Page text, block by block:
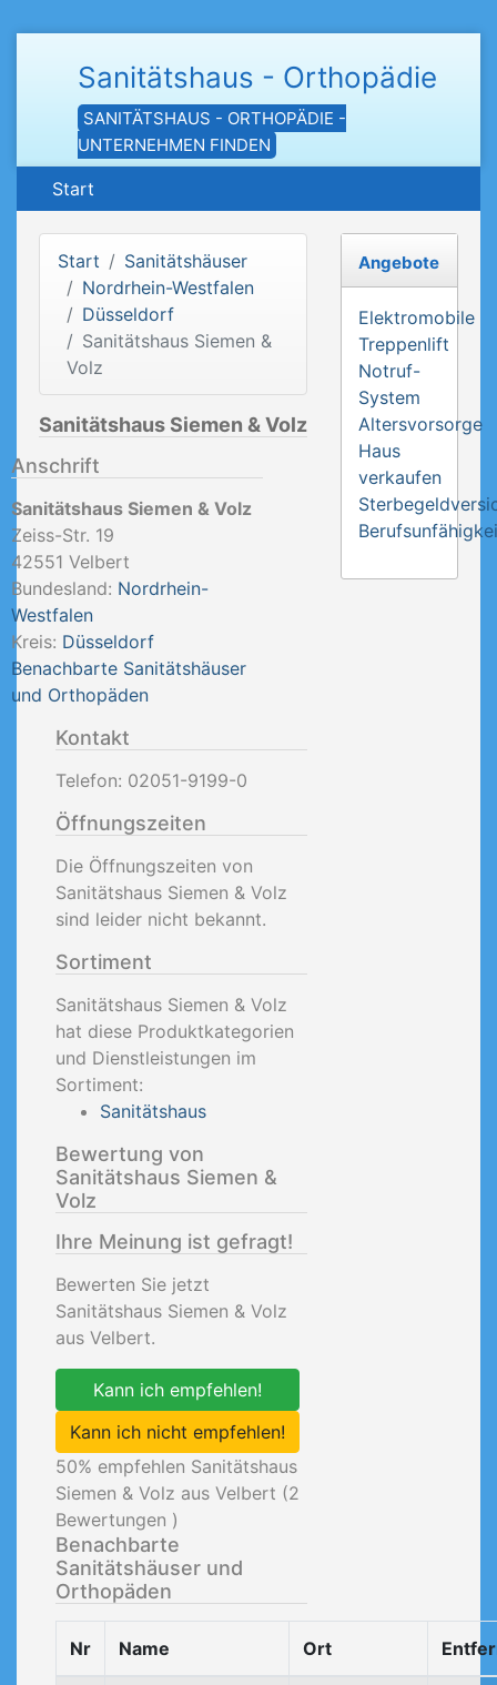
Sanitätshaus - Orthopädie
SANITÄTSHAUS - ORTHOPÄDIE -
UNTERNEHMEN FINDEN
Start
Start
Sanitätshäuser
Nordrhein-Westfalen
Düsseldorf
Sanitätshaus Siemen &
Volz
Sanitätshaus Siemen & Volz
Anschrift
Sanitätshaus Siemen & Volz
Zeiss-Str. 19
42551 Velbert
Bundesland: Nordrhein-
Westfalen
Kreis: Düsseldorf
Benachbarte Sanitätshäuser
und Orthopäden
Kontakt
Telefon: 02051-9199-0
Öffnungszeiten
Die Öffnungszeiten von
Sanitätshaus Siemen & Volz
sind leider nicht bekannt.
Sortiment
Sanitätshaus Siemen & Volz
hat diese Produktkategorien
und Dienstleistungen im
Sortiment:
Sanitätshaus
Bewertung von
Sanitätshaus Siemen &
Volz
Ihre Meinung ist gefragt!
Bewerten Sie jetzt
Sanitätshaus Siemen & Volz
aus Velbert.
Kann ich empfehlen!
Kann ich nicht empfehlen!
50% empfehlen Sanitätshaus
Siemen & Volz aus Velbert (2
Bewertungen )
Benachbarte
Sanitätshäuser und
Orthopäden
Nr Name Ort
Angebote
Elektromobile
Treppenlift
Notruf-
System
Altersvorsorge
Haus
verkaufen